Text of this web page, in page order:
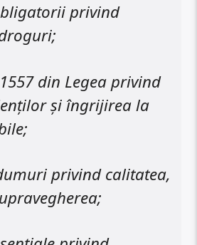
privind
din Legea privind
și îngrijirea la
privind calitatea,